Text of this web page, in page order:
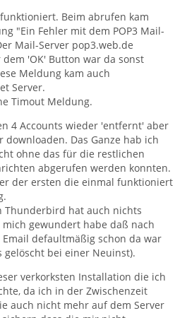
Beim abrufen kam
"Ein Fehler mit dem POP3 Mail-
Mail-Server pop3.web.de
'OK' Button war da sonst
Meldung kam auch
Server.
Timout Meldung.
4 Accounts wieder 'entfernt' aber
Das Ganze hab ich
ohne das für die restlichen
abgerufen werden konnten.
der ersten die einmal funktioniert
Thunderbird hat auch nichts
gewundert habe daß nach
defaultmäßig schon da war
bei einer Neuinst).
verkorksten Installation die ich
da ich in der Zwischenzeit
auch nicht mehr auf dem Server